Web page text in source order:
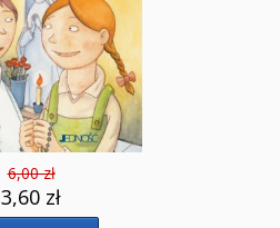
6,00 zł
3,60 zł